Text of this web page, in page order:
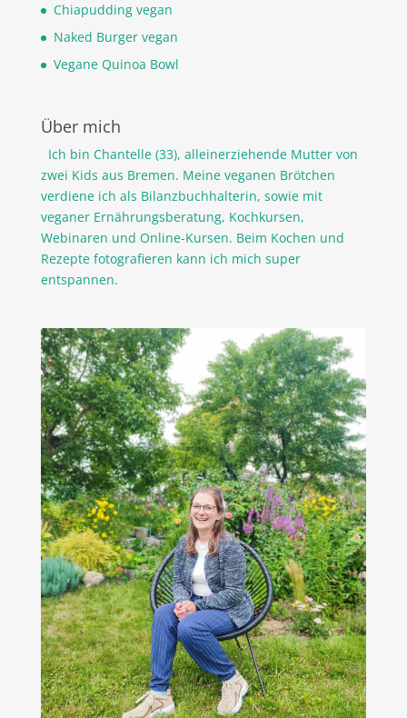
Chiapudding vegan
Naked Burger vegan
Vegane Quinoa Bowl
Über mich
Ich bin Chantelle (33), alleinerziehende Mutter von
zwei Kids aus Bremen. Meine veganen Brötchen
verdiene ich als Bilanzbuchhalterin, sowie mit
veganer Ernährungsberatung, Kochkursen,
Webinaren und Online-Kursen. Beim Kochen und
Rezepte fotografieren kann ich mich super
entspannen.